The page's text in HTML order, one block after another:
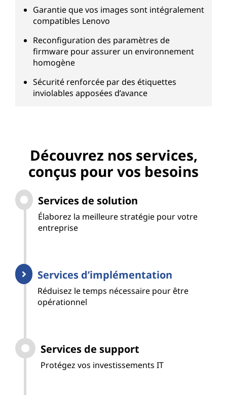
Garantie que vos images sont intégralement
compatibles Lenovo
Reconfiguration des paramètres de
firmware pour assurer un environnement
homogène
Sécurité renforcée par des étiquettes
inviolables apposées d’avance
Découvrez nos services,
conçus pour vos besoins
Services de solution
Élaborez la meilleure stratégie pour votre
entreprise
Services d’implémentation
Réduisez le temps nécessaire pour être
opérationnel
Services de support
Protégez vos investissements IT